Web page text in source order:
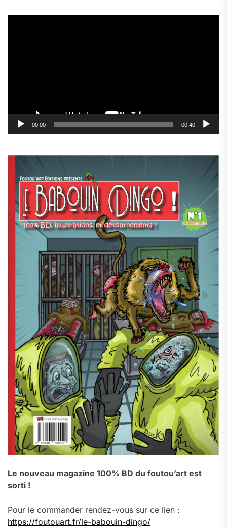
00:00 00:40
Le nouveau magazine 100% BD du foutou’art est
sorti !
Pour le commander rendez-vous sur ce lien :
https://foutouart.fr/le-babouin-dingo/